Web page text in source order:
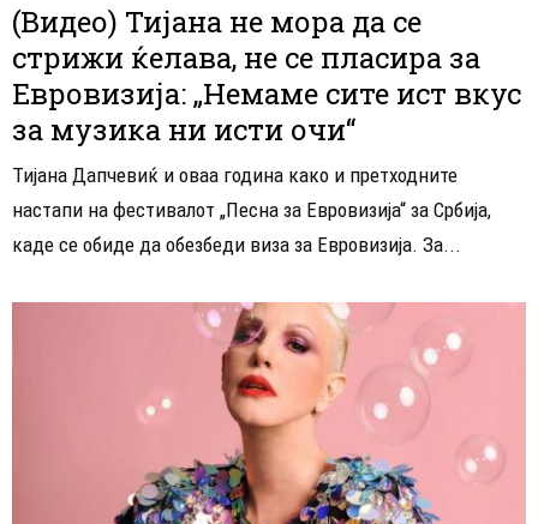
(Видео) Тијана не мора да се
стрижи ќелава, не се пласира за
Евровизија: „Немаме сите ист вкус
за музика ни исти очи“
Тијана Дапчевиќ и оваа година како и претходните
настапи на фестивалот „Песна за Евровизија“ за Србија,
каде се обиде да обезбеди виза за Евровизија. За...